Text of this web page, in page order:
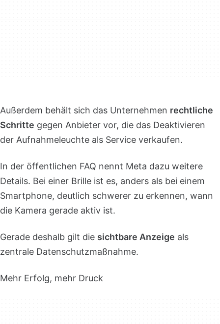
Außerdem behält sich das Unternehmen rechtliche
Schritte gegen Anbieter vor, die das Deaktivieren
der Aufnahmeleuchte als Service verkaufen.
In der öffentlichen FAQ nennt Meta dazu weitere
Details. Bei einer Brille ist es, anders als bei einem
Smartphone, deutlich schwerer zu erkennen, wann
die Kamera gerade aktiv ist.
Gerade deshalb gilt die sichtbare Anzeige als
zentrale Datenschutzmaßnahme.
Mehr Erfolg, mehr Druck